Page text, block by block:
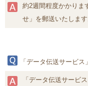
約2週間程度かかりま
せ」を郵送いたします
「データ伝送サービ
「データ伝送サービ